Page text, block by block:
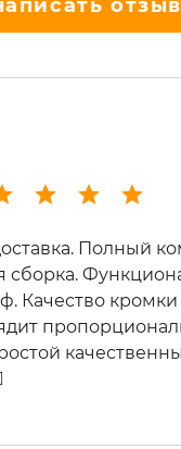
отзыв
Полный
сборка.
Качество